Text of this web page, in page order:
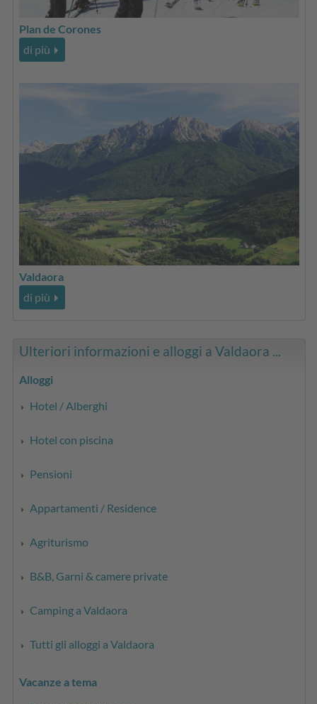
Plan de Corones
di più
Valdaora
di più
Ulteriori informazioni e alloggi a Valdaora ...
Alloggi
Hotel / Alberghi
Hotel con piscina
Pensioni
Appartamenti / Residence
Agriturismo
B&B, Garni & camere private
Camping a Valdaora
Tutti gli alloggi a Valdaora
Vacanze a tema